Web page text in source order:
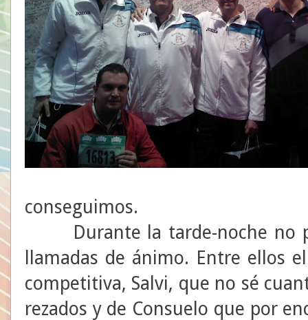
conseguimos.
Durante la tarde-noche no
llamadas de ánimo. Entre ellos
competitiva, Salvi, que no sé
rezados y de Consuelo que por